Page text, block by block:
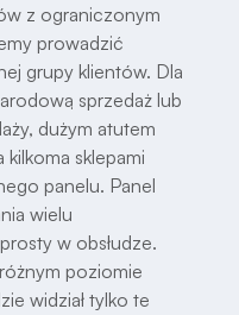
z ograniczonym
prowadzić
grupy klientów. Dla
sprzedaż lub
dużym atutem
sklepami
panelu. Panel
wielu
w obsłudze.
poziomie
widział tylko te